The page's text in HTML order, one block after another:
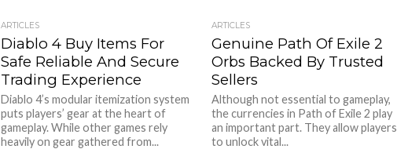
ARTICLES
Diablo 4 Buy Items For
Safe Reliable And Secure
Trading Experience
Diablo 4’s modular itemization system
puts players’ gear at the heart of
gameplay. While other games rely
heavily on gear gathered from...
ARTICLES
Genuine Path Of Exile 2
Orbs Backed By Trusted
Sellers
Although not essential to gameplay,
the currencies in Path of Exile 2 play
an important part. They allow players
to unlock vital...